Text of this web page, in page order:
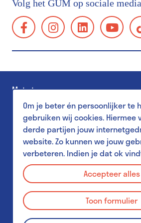
Om je beter én persoonlijker te
gebruiken wij cookies. Hiermee
derde partijen jouw
website. Zo kunnen we jouw
verbeteren. Indien je dat ok
Accepteer alles
Toon formulier
Groepsbezoek
Schoolbezoek
Museum Shop
Salon
Pers
Aanbod voor scholen
MuST - Museum Student Team
Aanbod voor studenten
GUM & Plantentuin voor leerkrachten
Schoolbezoek praktisch
Volg het GUM op sociale media
facebook:
https://www.facebook.com/
instagram:
https://
linkedin:
https://
gents-
Met steun van
Privacy Policy
Disclaimer
Cookies
© 2026 GUM - Gents Universiteitsmuseum